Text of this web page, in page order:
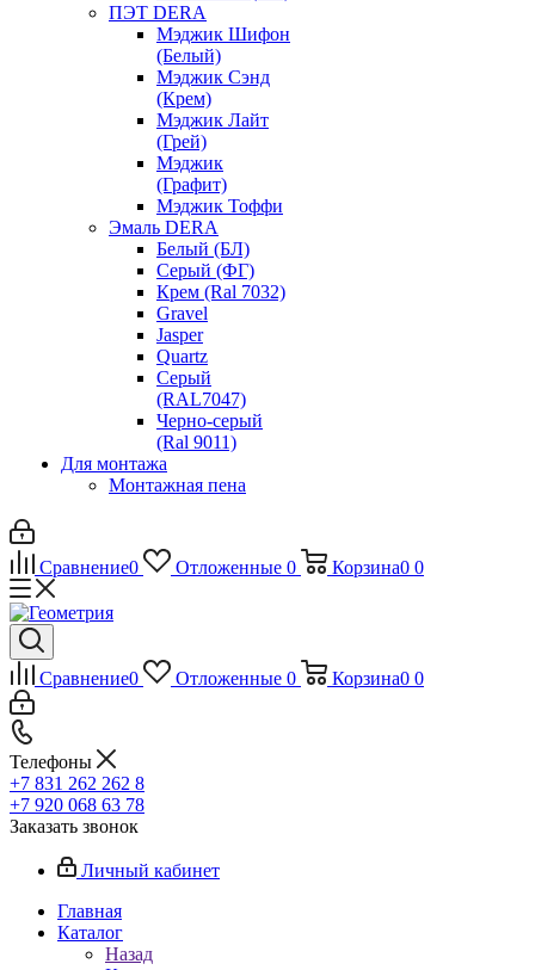
ПЭТ DERA
Мэджик Шифон
(Белый)
Мэджик Сэнд
(Крем)
Мэджик Лайт
(Грей)
Мэджик
(Графит)
Мэджик Тоффи
Эмаль DERA
Белый (БЛ)
Серый (ФГ)
Крем (Ral 7032)
Gravel
Jasper
Quartz
Серый
(RAL7047)
Черно-серый
(Ral 9011)
Для монтажа
Монтажная пена
Сравнение0 Отложенные 0 Корзина0 0
Сравнение0 Отложенные 0 Корзина0 0
Телефоны
+7 831 262 262 8
+7 920 068 63 78
Заказать звонок
Личный кабинет
Главная
Каталог
Назад